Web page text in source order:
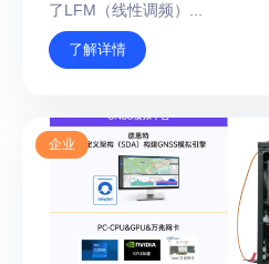
了LFM（线性调频）...
了解详情
企业